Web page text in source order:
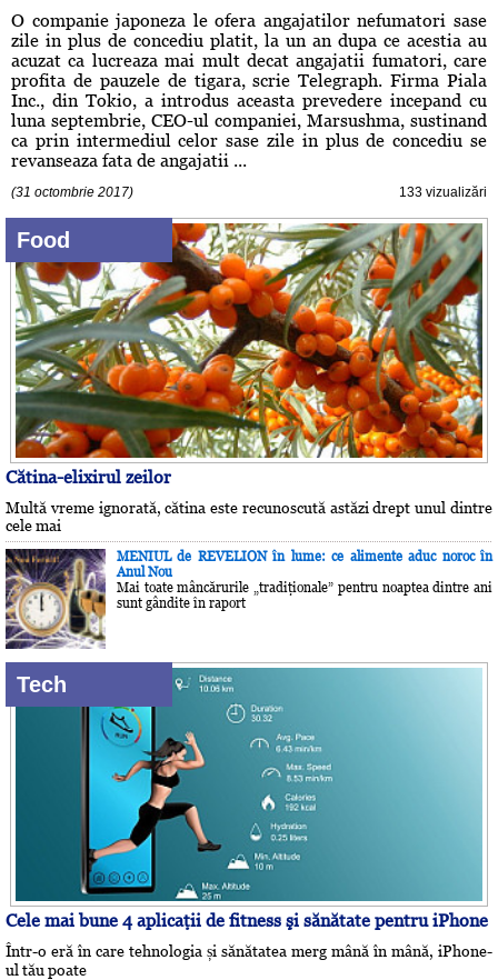
O companie japoneza le ofera angajatilor nefumatori sase
zile in plus de concediu platit, la un an dupa ce acestia au
acuzat ca lucreaza mai mult decat angajatii fumatori, care
profita de pauzele de tigara, scrie Telegraph. Firma Piala
Inc., din Tokio, a introdus aceasta prevedere incepand cu
luna septembrie, CEO-ul companiei, Marsushma, sustinand
ca prin intermediul celor sase zile in plus de concediu se
revanseaza fata de angajatii ...
(31 octombrie 2017) 133 vizualizări
Food
Cătina-elixirul zeilor
Multă vreme ignorată, cătina este recunoscută astăzi drept unul dintre
cele mai
MENIUL de REVELION în lume: ce alimente aduc noroc în
Anul Nou
Mai toate mâncărurile „tradiţionale” pentru noaptea dintre ani
sunt gândite în raport
Tech
Cele mai bune 4 aplicaţii de fitness şi sănătate pentru iPhone
Într-o eră în care tehnologia și sănătatea merg mână în mână, iPhone-
ul tău poate